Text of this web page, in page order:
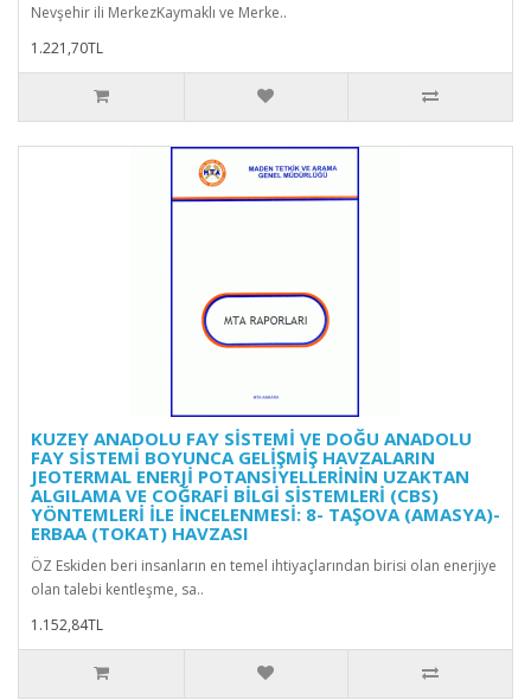
Nevşehir ili MerkezKaymaklı ve Merke..
1.221,70TL
KUZEY ANADOLU FAY SİSTEMİ VE DOĞU ANADOLU
FAY SİSTEMİ BOYUNCA GELİŞMİŞ HAVZALARIN
JEOTERMAL ENERJİ POTANSİYELLERİNİN UZAKTAN
ALGILAMA VE COĞRAFİ BİLGİ SİSTEMLERİ (CBS)
YÖNTEMLERİ İLE İNCELENMESİ: 8- TAŞOVA (AMASYA)-
ERBAA (TOKAT) HAVZASI
ÖZ Eskiden beri insanların en temel ihtiyaçlarından birisi olan enerjiye
olan talebi kentleşme, sa..
1.152,84TL